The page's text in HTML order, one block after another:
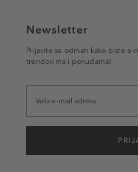
Newsletter
Prijavite se odmah kako biste
trendovima i ponudama!